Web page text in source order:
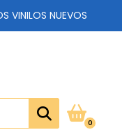
VINILOS NUEVOS
0